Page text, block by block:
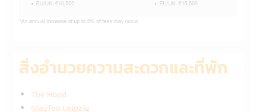
สิ่งอำนวยความสะดวกและที่พัก
The Hood
StayToo Leipzig